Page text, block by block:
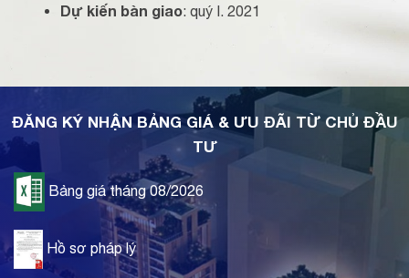
Dự kiến bàn giao: quý I. 2021
ĐĂNG KÝ NHẬN BẢNG GIÁ & ƯU ĐÃI TỪ CHỦ ĐẦU
TƯ
Bảng giá tháng 08/2026
Hồ sơ pháp lý